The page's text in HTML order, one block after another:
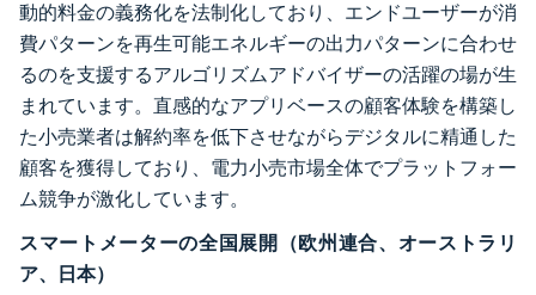
動的料金の義務化を法制化しており、エンドユーザーが消
費パターンを再生可能エネルギーの出力パターンに合わせ
るのを支援するアルゴリズムアドバイザーの活躍の場が生
まれています。直感的なアプリベースの顧客体験を構築し
た小売業者は解約率を低下させながらデジタルに精通した
顧客を獲得しており、電力小売市場全体でプラットフォー
ム競争が激化しています。
スマートメーターの全国展開（欧州連合、オーストラリ
ア、日本）